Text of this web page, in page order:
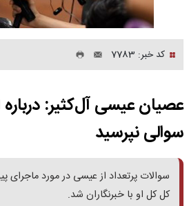
کد خبر: 7783
عصیان عیسی آل‌کثیر:
سوالی نپرسید
سوالات پرتعداد از عیسی در مورد ماجرای
کل کل او با خبرنگاران شد.